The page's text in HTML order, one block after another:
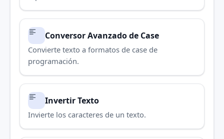
Conversor Avanzado de Case
Convierte texto a formatos de case de
programación.
Invertir Texto
Invierte los caracteres de un texto.